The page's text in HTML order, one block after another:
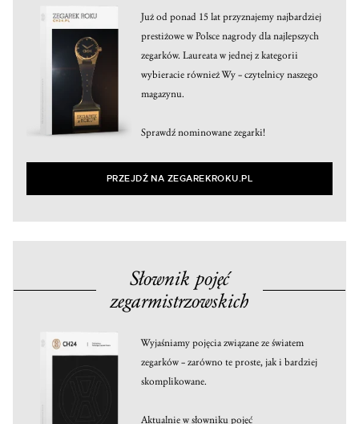
Już od ponad 15 lat przyznajemy najbardziej
prestiżowe w Polsce nagrody dla najlepszych
zegarków. Laureata w jednej z kategorii
wybieracie również Wy – czytelnicy naszego
magazynu.
Sprawdź nominowane zegarki!
PRZEJDŹ NA ZEGAREKROKU.PL
Słownik pojęć
zegarmistrzowskich
Wyjaśniamy pojęcia związane ze światem
zegarków – zarówno te proste, jak i bardziej
skomplikowane.
Aktualnie w słowniku pojęć